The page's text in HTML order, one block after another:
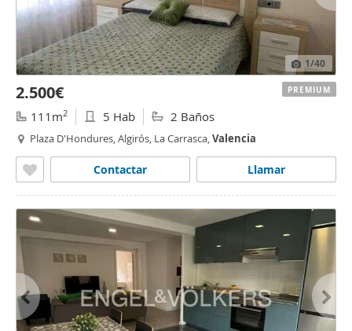
1/40
2.500€
111m2 5 Hab 2 Baños
Plaza D'Hondures, Algirós, La Carrasca,Valencia
Llamar
Contactar
PREMIUM